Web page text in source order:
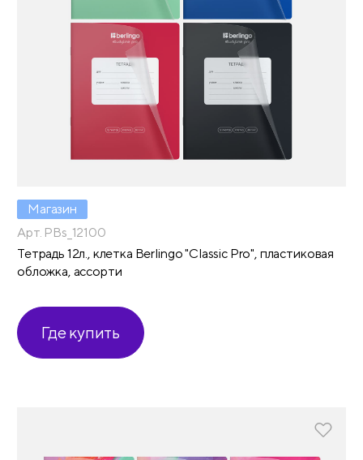
Магазин
Арт. PBs_12100
Тетрадь 12л., клетка Berlingo "Classic Pro", пластиковая
обложка, ассорти
Где купить